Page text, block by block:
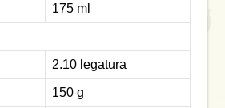
175 ml
2.10 legatura
150 g